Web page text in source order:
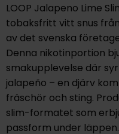
LOOP Jalapeno Lime
tobaksfritt vitt snus
av det svenska
Denna nikotinportion
smakupplevelse där
jalapeño – en djärv
fräschör och sting.
slim-formatet som
passform under